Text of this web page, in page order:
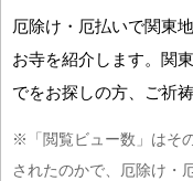
厄除け・厄払いで関東
お寺を紹介します。関
でをお探しの方、ご祈
※「閲覧ビュー数」はそ
されたのかで、厄除け・